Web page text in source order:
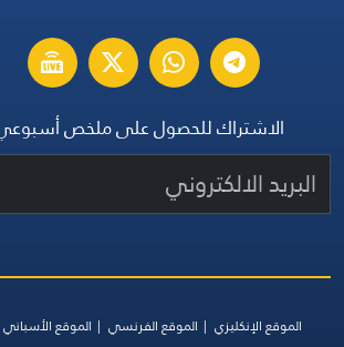
الاشتراك للحصول على ملخص
الموقع الإنكليزي الموقع الفرنسي الموقع الأسباني